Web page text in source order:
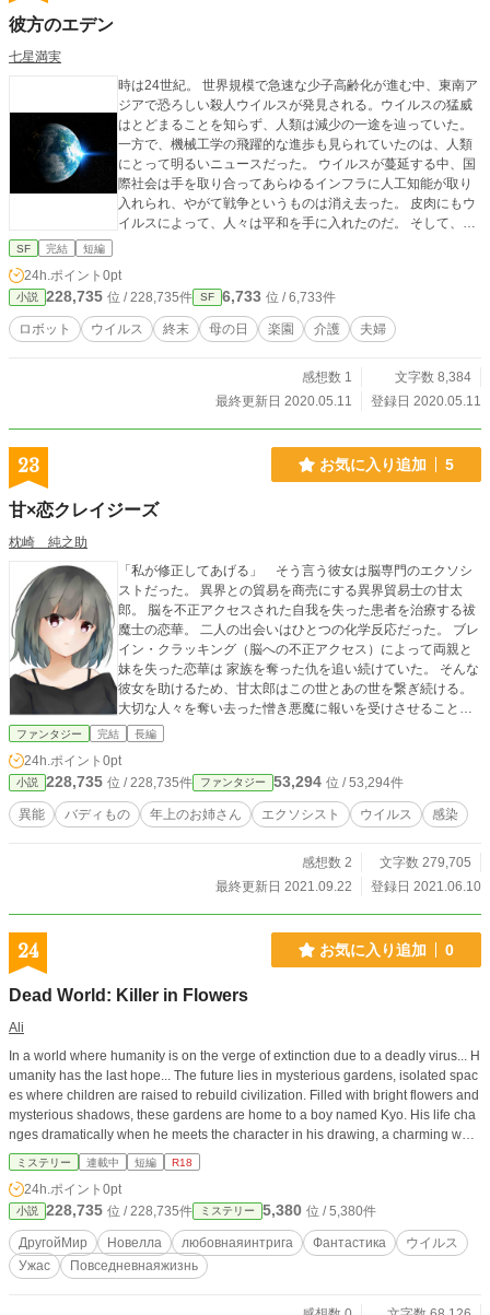
彼方のエデン
七星満実
時は24世紀。 世界規模で急速な少子高齢化が進む中、東南ア
ジアで恐ろしい殺人ウイルスが発見される。ウイルスの猛威
はとどまることを知らず、人類は減少の一途を辿っていた。
一方で、機械工学の飛躍的な進歩も見られていたのは、人類
にとって明るいニュースだった。 ウイルスが蔓延する中、国
際社会は手を取り合ってあらゆるインフラに人工知能が取り
入れられ、やがて戦争というものは消え去った。 皮肉にもウ
イルスによって、人々は平和を手に入れたのだ。 そして、こ
せていたーー。
SF 完結 短編
24h.ポイント 0pt
小説 228,735 位 / 228,735件 SF 6,733 位 / 6,733件
ロボット ウイルス 終末 母の日 楽園 介護 夫婦
感想数 1
文字数 8,384
最終更新日 2020.05.11
登録日 2020.05.11
23 お気に入り追加 5
甘×恋クレイジーズ
枕崎 純之助
「私が修正してあげる」 そう言う彼女は脳専門のエクソシ
ストだった。 異界との貿易を商売にする異界貿易士の甘太
郎。 脳を不正アクセスされた自我を失った患者を治療する祓
魔士の恋華。 二人の出会いはひとつの化学反応だった。 ブレ
イン・クラッキング（脳への不正アクセス）によって両親と
妹を失った恋華は 家族を奪った仇を追い続けていた。 そんな
彼女を助けるため、甘太郎はこの世とあの世を繋ぎ続ける。
大切な人々を奪い去った憎き悪魔に報いを受けさせることが
出来るのか！ 絆を胸に手を取り合う「甘太郎×恋華」のコン
イラストを使用させていただいております。
ファンタジー 完結 長編
24h.ポイント 0pt
小説 228,735 位 / 228,735件 ファンタジー 53,294 位 / 53,294件
異能 バディもの 年上のお姉さん エクソシスト ウイルス 感染
感想数 2
文字数 279,705
最終更新日 2021.09.22
登録日 2021.06.10
24 お気に入り追加 0
Dead World: Killer in Flowers
Ali
In a world where humanity is on the verge of extinction due to a deadly virus... H
umanity has the last hope... The future lies in mysterious gardens, isolated spac
es where children are raised to rebuild civilization. Filled with bright flowers and
mysterious shadows, these gardens are home to a boy named Kyo. His life cha
nges dramatically when he meets the character in his drawing, a charming wolf
girl. But at the same time, mysterious murders begin to occur on campus, failure
s rain down on the main character, and everyone around begins to behave stra
ngely. Will Kyo be able to return to his former life or will the guy need to find out t
he secrets that the campus hides in itself?
ミステリー 連載中 短編 R18
24h.ポイント 0pt
小説 228,735 位 / 228,735件 ミステリー 5,380 位 / 5,380件
ДругойМир Новелла любовнаяинтрига Фантастика
ウイルス
Ужас
Повседневнаяжизнь